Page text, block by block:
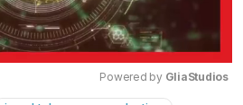
Powered by GliaStudios